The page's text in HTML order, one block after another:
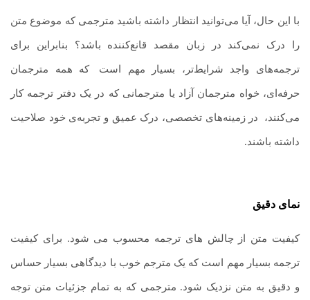
با این حال، آیا می‌توانید انتظار داشته باشید مترجمی که موضوع متن
را درک نمی‌کند در زبان مقصد قانع‌کننده باشد؟ بنابراین برای
ترجمه‌های واجد شرایط‌تر، بسیار مهم است که همه مترجمان
حرفه‌ای، خواه مترجمان آزاد یا مترجمانی که در یک دفتر ترجمه کار
می‌کنند، در زمینه‌های تخصصی، درک عمیق و تجربه‌ی خود صلاحیت
داشته باشند.
نمای دقیق
کیفیت متن از چالش های ترجمه محسوب می شود. برای کیفیت
ترجمه بسیار مهم است که یک مترجم خوب با دیدگاهی بسیار حساس
و دقیق به متن نزدیک شود. مترجمی که به تمام جزئیات متن توجه